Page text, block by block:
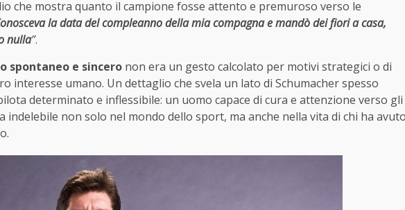
che mostra quanto il campione fosse attento e premuroso verso le
la data del compleanno della mia compagna e mandò dei fiori a casa,
nulla”.
spontaneo e sincero non era un gesto calcolato per motivi strategici o di
interesse umano. Un dettaglio che svela un lato di Schumacher spesso
determinato e inflessibile: un uomo capace di cura e attenzione verso gli
indelebile non solo nel mondo dello sport, ma anche nella vita di chi ha